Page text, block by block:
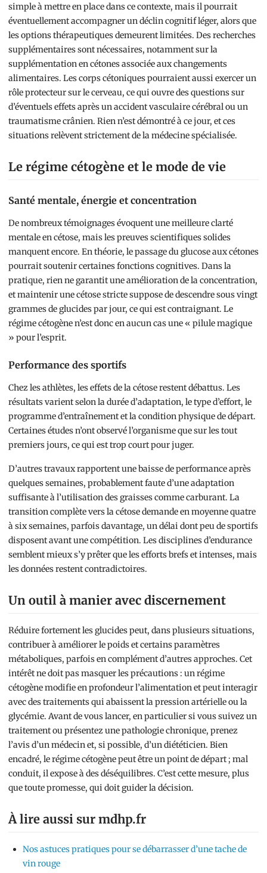
simple à mettre en place dans ce contexte, mais il pourrait
éventuellement accompagner un déclin cognitif léger, alors que
les options thérapeutiques demeurent limitées. Des recherches
supplémentaires sont nécessaires, notamment sur la
supplémentation en cétones associée aux changements
alimentaires. Les corps cétoniques pourraient aussi exercer un
rôle protecteur sur le cerveau, ce qui ouvre des questions sur
d’éventuels effets après un accident vasculaire cérébral ou un
traumatisme crânien. Rien n’est démontré à ce jour, et ces
situations relèvent strictement de la médecine spécialisée.
Le régime cétogène et le mode de vie
Santé mentale, énergie et concentration
De nombreux témoignages évoquent une meilleure clarté
mentale en cétose, mais les preuves scientifiques solides
manquent encore. En théorie, le passage du glucose aux cétones
pourrait soutenir certaines fonctions cognitives. Dans la
pratique, rien ne garantit une amélioration de la concentration,
et maintenir une cétose stricte suppose de descendre sous vingt
grammes de glucides par jour, ce qui est contraignant. Le
régime cétogène n’est donc en aucun cas une « pilule magique
» pour l’esprit.
Performance des sportifs
Chez les athlètes, les effets de la cétose restent débattus. Les
résultats varient selon la durée d’adaptation, le type d’effort, le
programme d’entraînement et la condition physique de départ.
Certaines études n’ont observé l’organisme que sur les tout
premiers jours, ce qui est trop court pour juger.
D’autres travaux rapportent une baisse de performance après
quelques semaines, probablement faute d’une adaptation
suffisante à l’utilisation des graisses comme carburant. La
transition complète vers la cétose demande en moyenne quatre
à six semaines, parfois davantage, un délai dont peu de sportifs
disposent avant une compétition. Les disciplines d’endurance
semblent mieux s’y prêter que les efforts brefs et intenses, mais
les données restent contradictoires.
Un outil à manier avec discernement
Réduire fortement les glucides peut, dans plusieurs situations,
contribuer à améliorer le poids et certains paramètres
métaboliques, parfois en complément d’autres approches. Cet
intérêt ne doit pas masquer les précautions : un régime
cétogène modifie en profondeur l’alimentation et peut interagir
avec des traitements qui abaissent la pression artérielle ou la
glycémie. Avant de vous lancer, en particulier si vous suivez un
traitement ou présentez une pathologie chronique, prenez
l’avis d’un médecin et, si possible, d’un diététicien. Bien
encadré, le régime cétogène peut être un point de départ ; mal
conduit, il expose à des déséquilibres. C’est cette mesure, plus
que toute promesse, qui doit guider la décision.
À lire aussi sur mdhp.fr
Nos astuces pratiques pour se débarrasser d’une tache de
vin rouge